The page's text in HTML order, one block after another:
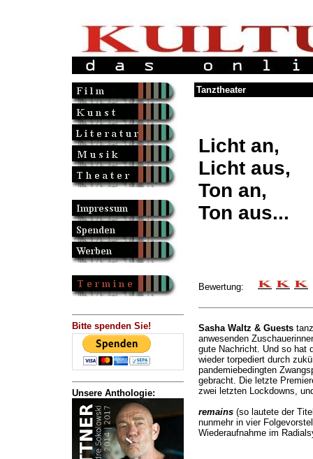
Bitte spenden Sie!
Unsere Anthologie:
Tanztheater
Licht an,
Licht aus,
Ton an,
Ton aus...
Bewertung:
Sasha Waltz & Guests
anwesenden
gute Nachricht. Und so hat
wieder torpediert durch
pandemiebedingten
gebracht. Die letzte
zwei letzten Lockdowns,
remains(so lautete der
nunmehr in vier
Wiederaufnahme im